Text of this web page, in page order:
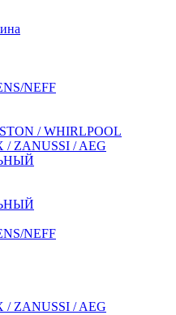
NEFF
/ WHIRLPOOL
/ ZANUSSI / AEG
NEFF
/ ZANUSSI / AEG